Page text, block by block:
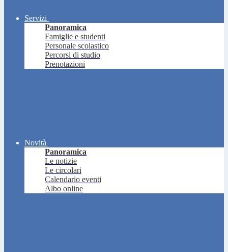
Servizi
Panoramica
Famiglie e studenti
Personale scolastico
Percorsi di studio
Prenotazioni
Novità
Panoramica
Le notizie
Le circolari
Calendario eventi
Albo online